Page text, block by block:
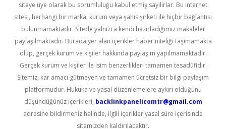
siteye üye olarak bu sorumluluğu kabul etmiş sayılırlar. Bu internet
sitesi, herhangi bir marka, kurum veya şahıs şirketi ile hiçbir bağlantısı
bulunmamaktadır. Sitede yalnızca kendi hazırladığımız makaleler
paylaşılmaktadır. Burada yer alan içerikler haber niteliği taşımamakta
olup, gerçek kurum ve kişiler hakkında paylaşım yapılmamaktadır.
Gerçek kurum ve kişiler ile isim benzerlikleri tamamen tesadüfidir.
Sitemiz, kar amacı gütmeyen ve tamamen ücretsiz bir bilgi paylaşım
platformudur. Hukuka ve yasal düzenlemelere aykırı olduğunu
düşündüğünüz içerikleri, backlinkpanelicomtr@gmail.com
adresine bildirmeniz halinde, ilgili içerikler yasal süre içerisinde
sitemizden kaldırılacaktır.